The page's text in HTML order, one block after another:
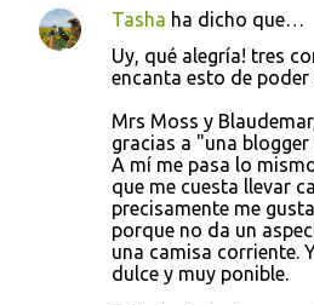
Tasha ha dicho que…
Uy, qué alegría! tres
encanta esto de
Mrs Moss y
gracias a "una
A mí me pasa lo
que me cuesta llevar
precisamente me
porque no da un
una camisa corriente.
dulce y muy ponible.